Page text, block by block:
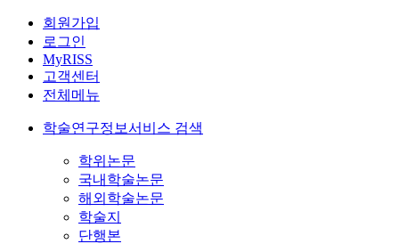
회원가입
로그인
MyRISS
고객센터
전체메뉴
학술연구정보서비스 검색
학위논문
국내학술논문
해외학술논문
학술지
단행본